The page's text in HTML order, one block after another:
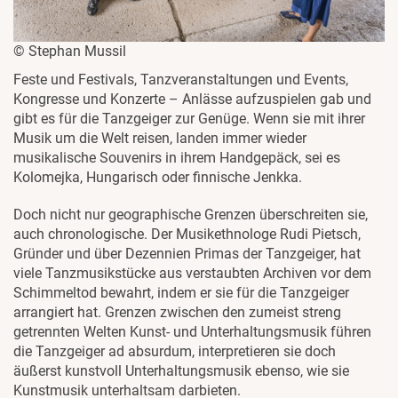
© Stephan Mussil
Feste und Festivals, Tanzveranstaltungen und Events,
Kongresse und Konzerte – Anlässe aufzuspielen gab und
gibt es für die Tanzgeiger zur Genüge. Wenn sie mit ihrer
Musik um die Welt reisen, landen immer wieder
musikalische Souvenirs in ihrem Handgepäck, sei es
Kolomejka, Hungarisch oder finnische Jenkka.
Doch nicht nur geographische Grenzen überschreiten sie,
auch chronologische. Der Musikethnologe Rudi Pietsch,
Gründer und über Dezennien Primas der Tanzgeiger, hat
viele Tanzmusikstücke aus verstaubten Archiven vor dem
Schimmeltod bewahrt, indem er sie für die Tanzgeiger
arrangiert hat. Grenzen zwischen den zumeist streng
getrennten Welten Kunst- und Unterhaltungsmusik führen
die Tanzgeiger ad absurdum, interpretieren sie doch
äußerst kunstvoll Unterhaltungsmusik ebenso, wie sie
Kunstmusik unterhaltsam darbieten.